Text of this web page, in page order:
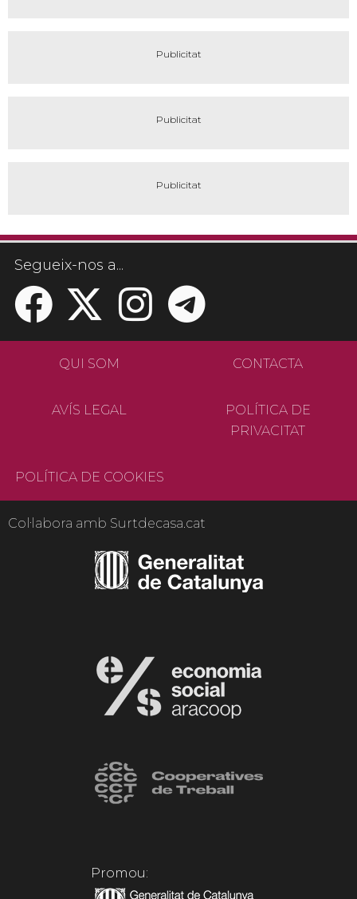
Segueix-nos a...
QUI SOM CONTACTA
AVÍS LEGAL
POLÍTICA DE
PRIVACITAT
POLÍTICA DE COOKIES
Col·labora amb Surtdecasa.cat
Promou: